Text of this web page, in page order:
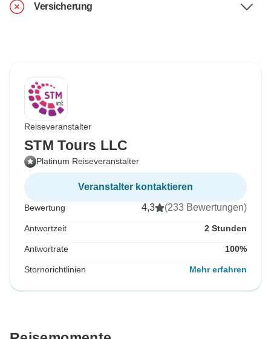
Versicherung
Reiseveranstalter
STM Tours LLC
Platinum Reiseveranstalter
Veranstalter kontaktieren
Bewertung 4,3 (233 Bewertungen)
Antwortzeit 2 Stunden
Antwortrate 100%
Stornorichtlinien Mehr erfahren